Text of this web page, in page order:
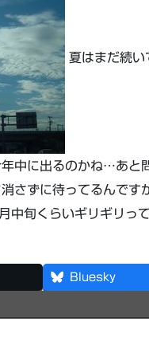
夏はまだ続い
中に出るのかね…あと
さずに待ってるんです
中旬くらいギリギリっ
Bluesky